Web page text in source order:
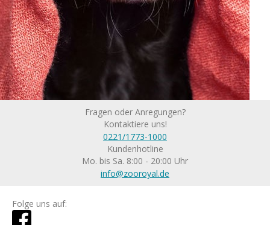
Fragen oder Anregungen?
Kontaktiere uns!
0221/1773-1000
Kundenhotline
Mo. bis Sa. 8:00 - 20:00 Uhr
info@zooroyal.de
Folge uns auf: